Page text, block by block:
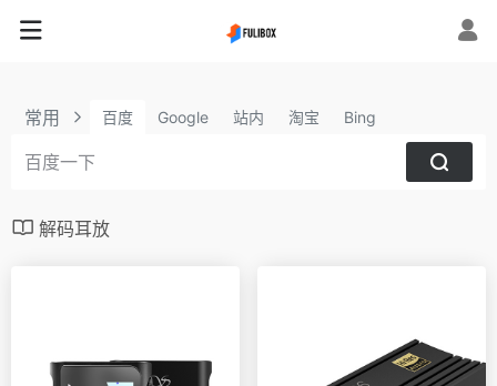
常用 百度 Google 站内 淘宝 Bing
解码耳放